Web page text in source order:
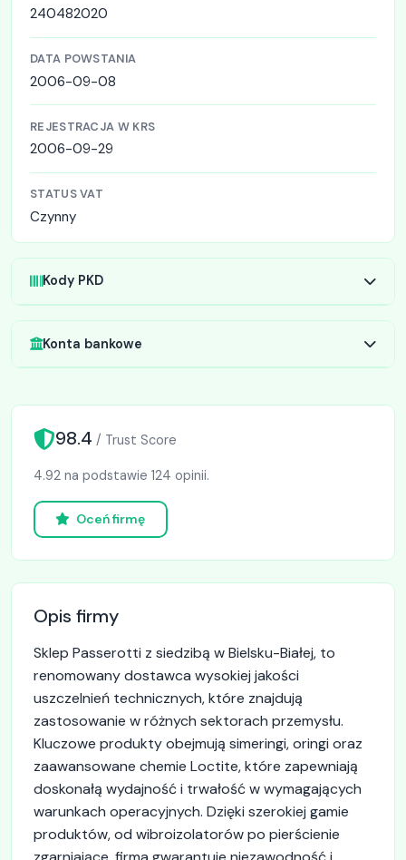
240482020
DATA POWSTANIA
2006-09-08
REJESTRACJA W KRS
2006-09-29
STATUS VAT
Czynny
Kody PKD
Konta bankowe
98.4 / Trust Score
4.92 na podstawie 124 opinii.
Oceń firmę
Opis firmy
Sklep Passerotti z siedzibą w Bielsku-Białej, to
renomowany dostawca wysokiej jakości
uszczelnień technicznych, które znajdują
zastosowanie w różnych sektorach przemysłu.
Kluczowe produkty obejmują simeringi, oringi oraz
zaawansowane chemie Loctite, które zapewniają
doskonałą wydajność i trwałość w wymagających
warunkach operacyjnych. Dzięki szerokiej gamie
produktów, od wibroizolatorów po pierścienie